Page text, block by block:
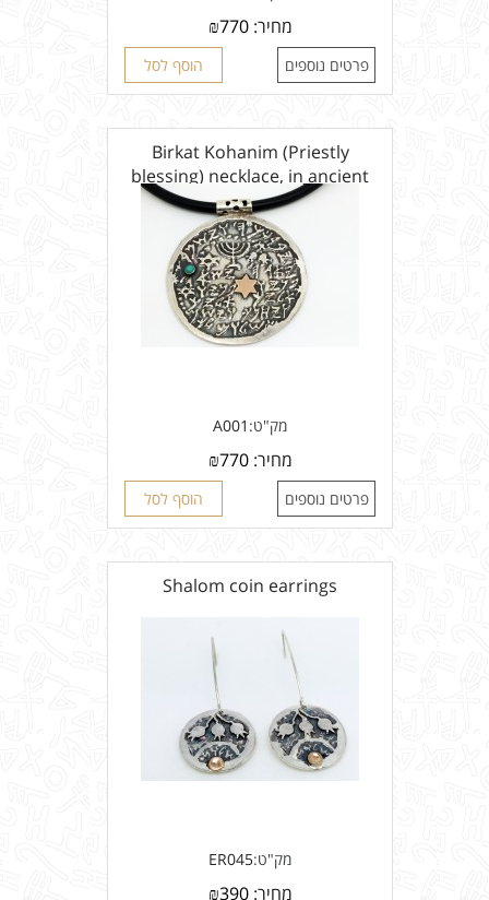
מחיר: ₪770
פרטים נוספים הוסף לסל
Birkat Kohanim (Priestly
blessing) necklace, in ancient
Hebrew
מק"ט: A001
מחיר: ₪770
פרטים נוספים הוסף לסל
Shalom coin earrings
מק"ט:ER045
מחיר: ₪390